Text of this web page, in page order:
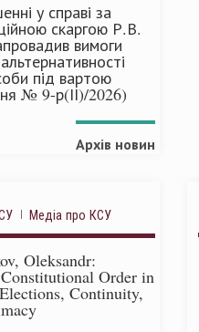
у справі за
скаргою Р.В.
вимоги
під вартою
№ 9-р(ІІ)/2026)
Архів новин
Медіа про КСУ
Oleksandr:
Order in
Continuity,